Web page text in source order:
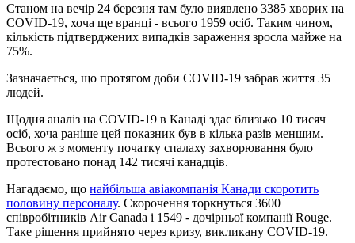
Станом на вечір 24 ​​березня там було виявлено 3385 хворих на
COVID-19, хоча ще вранці - всього 1959 осіб. Таким чином,
кількість підтверджених випадків зараження зросла майже на
75%.
Зазначається, що протягом доби COVID-19 забрав життя 35
людей.
Щодня аналіз на COVID-19 в Канаді здає близько 10 тисяч
осіб, хоча раніше цей показник був в кілька разів меншим.
Всього ж з моменту початку спалаху захворювання було
протестовано понад 142 тисячі канадців.
Нагадаємо, що найбільша авіакомпанія Канади скоротить
половину персоналу. Скорочення торкнуться 3600
співробітників Air Canada і 1549 - дочірньої компанії Rouge.
Таке рішення прийнято через кризу, викликану COVID-19.